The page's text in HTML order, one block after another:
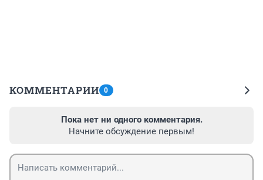
КОММЕНТАРИИ 0
Пока нет ни одного комментария.
Начните обсуждение первым!